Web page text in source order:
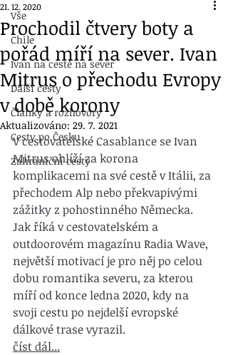
Vše
Chile
Ivan na cestě na sever
Další cesty
Články a rozhovory
Cesty po Česku
Zahraniční cesty
Prochodil čtvery boty a
pořád míří na sever. Ivan
Mitrus o přechodu Evropy
v době korony
21. 12. 2020
Aktualizováno: 29. 7. 2021
V cestovatelské Casablance se Ivan
Mitrus ohlíží za korona
komplikacemi na své cestě v Itálii, za
přechodem Alp nebo překvapivými
zážitky z pohostinného Německa.
Jak říká v cestovatelském a
outdoorovém magazínu Radia Wave,
největší motivací je pro něj po celou
dobu romantika severu, za kterou
míří od konce ledna 2020, kdy na
svoji cestu po nejdelší evropské
dálkové trase vyrazil.
číst dál...